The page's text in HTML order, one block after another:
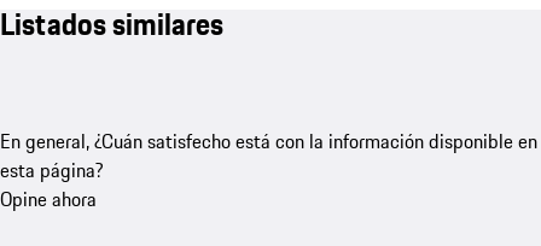
Listados similares
En general, ¿Cuán satisfecho está con la información disponible en
esta página?
Opine ahora